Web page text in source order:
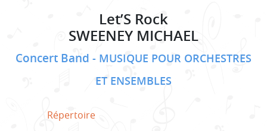
Let’S Rock
SWEENEY MICHAEL
Concert Band
MUSIQUE POUR ORCHESTRES
ET ENSEMBLES
Répertoire